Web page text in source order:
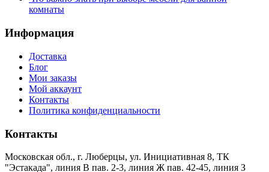
комнаты
Информация
Доставка
Блог
Мои заказы
Мой аккаунт
Контакты
Политика конфиденциальности
Контакты
Московская обл., г. Люберцы, ул. Инициативная 8, ТК
"Эстакада", линия В пав. 2-3, линия Ж пав. 42-45, линия З